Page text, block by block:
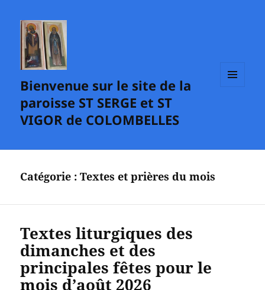
Bienvenue sur le site de la
paroisse ST SERGE et ST
VIGOR de COLOMBELLES
Catégorie :Textes et prières du mois
Textes liturgiques des
dimanches et des
principales fêtes pour le
mois d’août 2026